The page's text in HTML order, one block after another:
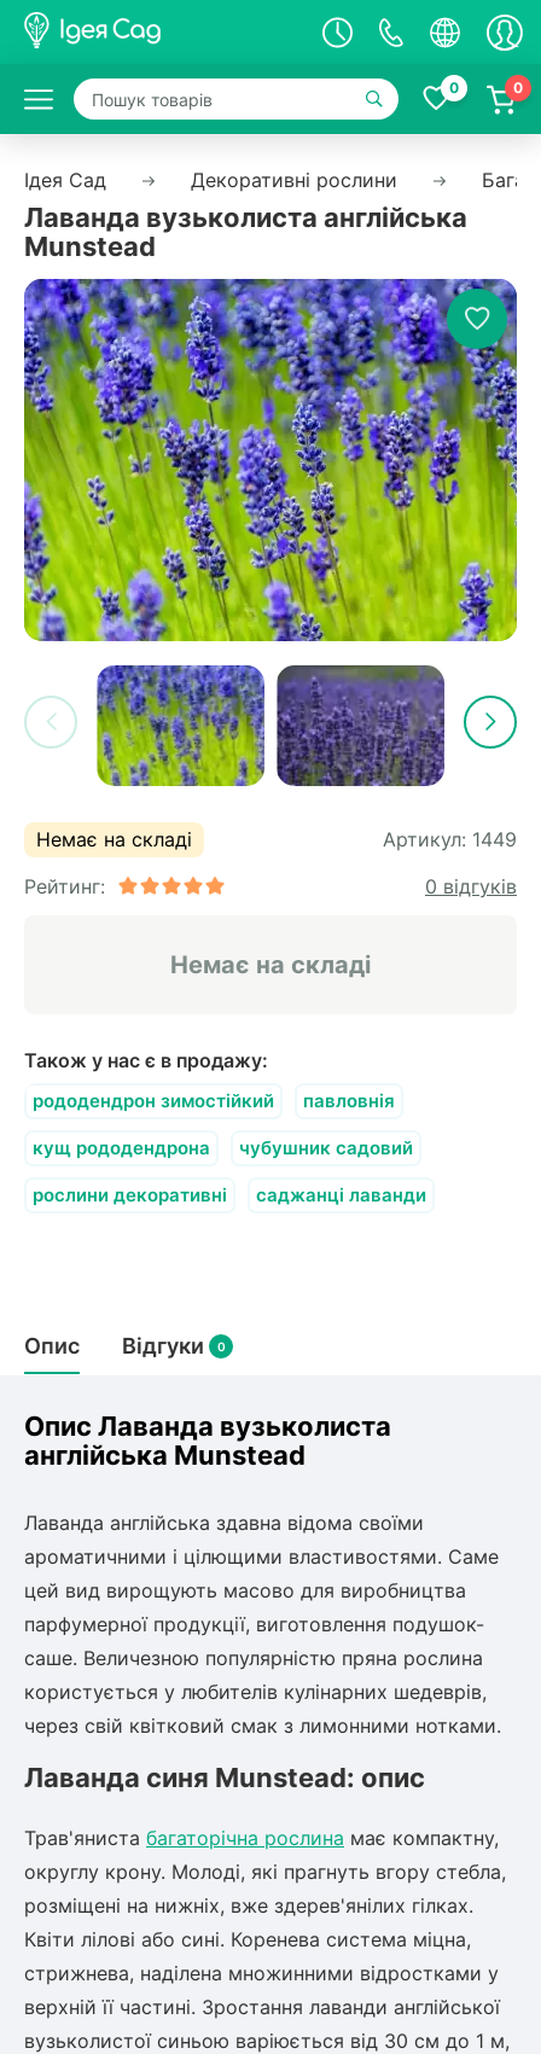
0 0
Ідея Сад Декоративні рослини
Лаванда вузьколиста англійська
Munstead
Немає на складі Артикул: 1449
Рейтинг:
0 відгуків
Немає на складі
Також у нас є в продажу:
рододендрон зимостійкий павловнія
кущ рододендрона чубушник садовий
рослини декоративні саджанці лаванди
Опис Відгуки 0
Опис Лаванда вузьколиста
англійська Munstead
Лаванда англійська здавна відома своїми
ароматичними і цілющими властивостями. Саме
цей вид вирощують масово для виробництва
парфумерної продукції, виготовлення подушок-
саше. Величезною популярністю пряна рослина
користується у любителів кулінарних шедеврів,
через свій квітковий смак з лимонними нотками.
Лаванда синя Munstead: опис
Трав'яниста багаторічна рослина має компактну,
округлу крону. Молоді, які прагнуть вгору стебла,
розміщені на нижніх, вже здерев'янілих гілках.
Квіти лілові або сині. Коренева система міцна,
стрижнева, наділена множинними відростками у
верхній її частині. Зростання лаванди англійської
вузьколистої синьою варіюється від 30 см до 1 м,